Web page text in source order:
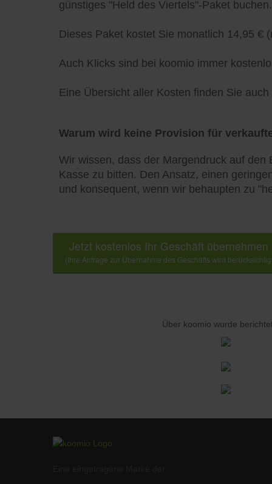
günstiges "Held des Viertels"-Paket buchen.
Dieses Paket kostet Sie monatlich 14,95 €
Auch Klicks sind bei koomio immer
Eine Übersicht aller Kosten finden Sie
Warum wird keine Provision für
Wir wissen, dass der Margendruck auf
Kasse zu bitten. Den Ansatz, einen
und konsequent, wenn wir behaupten zu
Jetzt kostenlos Ihr Geschäft übernehmen
(Ihre Anfrage zur Übernahme des Geschäfts wird
Über koomio wurde